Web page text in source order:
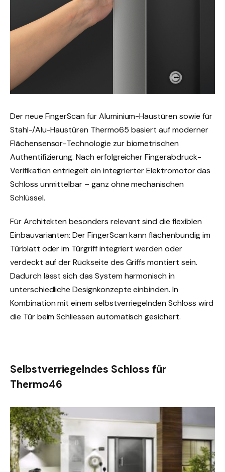
Der neue FingerScan für Aluminium-Haustüren sowie für
Stahl-/Alu-Haustüren Thermo65 basiert auf moderner
Flächensensor-Technologie zur biometrischen
Authentifizierung. Nach erfolgreicher Fingerabdruck-
Verifikation entriegelt ein integrierter Elektromotor das
Schloss unmittelbar – ganz ohne mechanischen
Schlüssel.
Für Architekten besonders relevant sind die flexiblen
Einbauvarianten: Der FingerScan kann flächenbündig im
Türblatt oder im Türgriff integriert werden oder
verdeckt auf der Rückseite des Griffs montiert sein.
Dadurch lässt sich das System harmonisch in
unterschiedliche Designkonzepte einbinden. In
Kombination mit einem selbstverriegelnden Schloss wird
die Tür beim Schliessen automatisch gesichert.
Selbstverriegelndes Schloss für
Thermo46